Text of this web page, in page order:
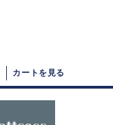
カートを見る